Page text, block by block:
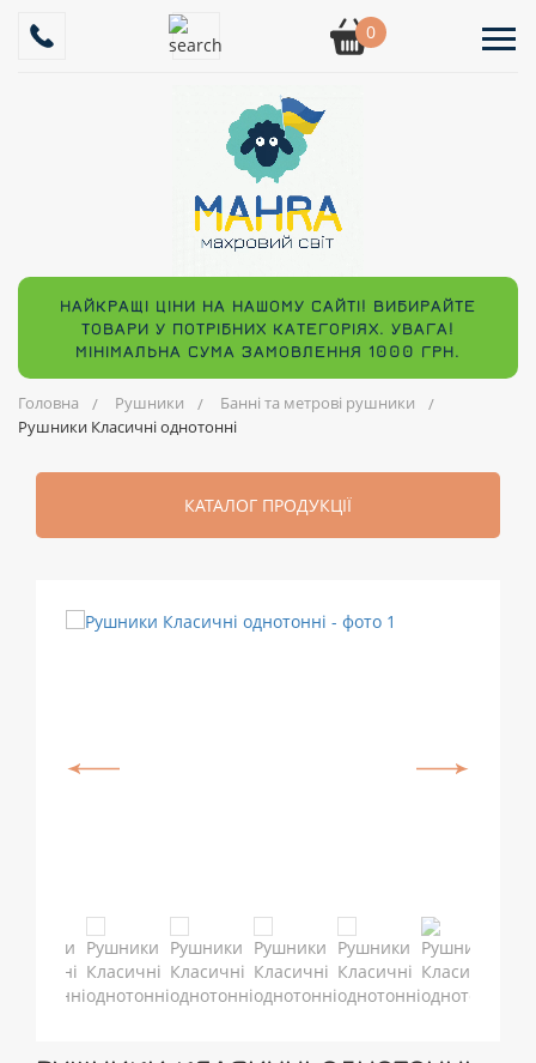
0
НАЙКРАЩІ ЦІНИ НА НАШОМУ САЙТІ! ВИБИРАЙТЕ
ТОВАРИ У ПОТРІБНИХ КАТЕГОРІЯХ. УВАГА!
МІНІМАЛЬНА СУМА ЗАМОВЛЕННЯ 1000 ГРН.
Головна Рушники
Банні та метрові рушники
Рушники Класичні однотонні
КАТАЛОГ ПРОДУКЦІЇ